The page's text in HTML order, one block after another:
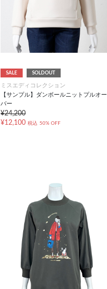
SALE SOLDOUT
ミスエディコレクション
【サンプル】ダンボールニットプルオー
バー
¥24,200
¥12,100 税込 50% OFF